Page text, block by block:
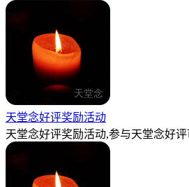
天堂念好评奖励活动
天堂念好评奖励活动,参与天堂念好